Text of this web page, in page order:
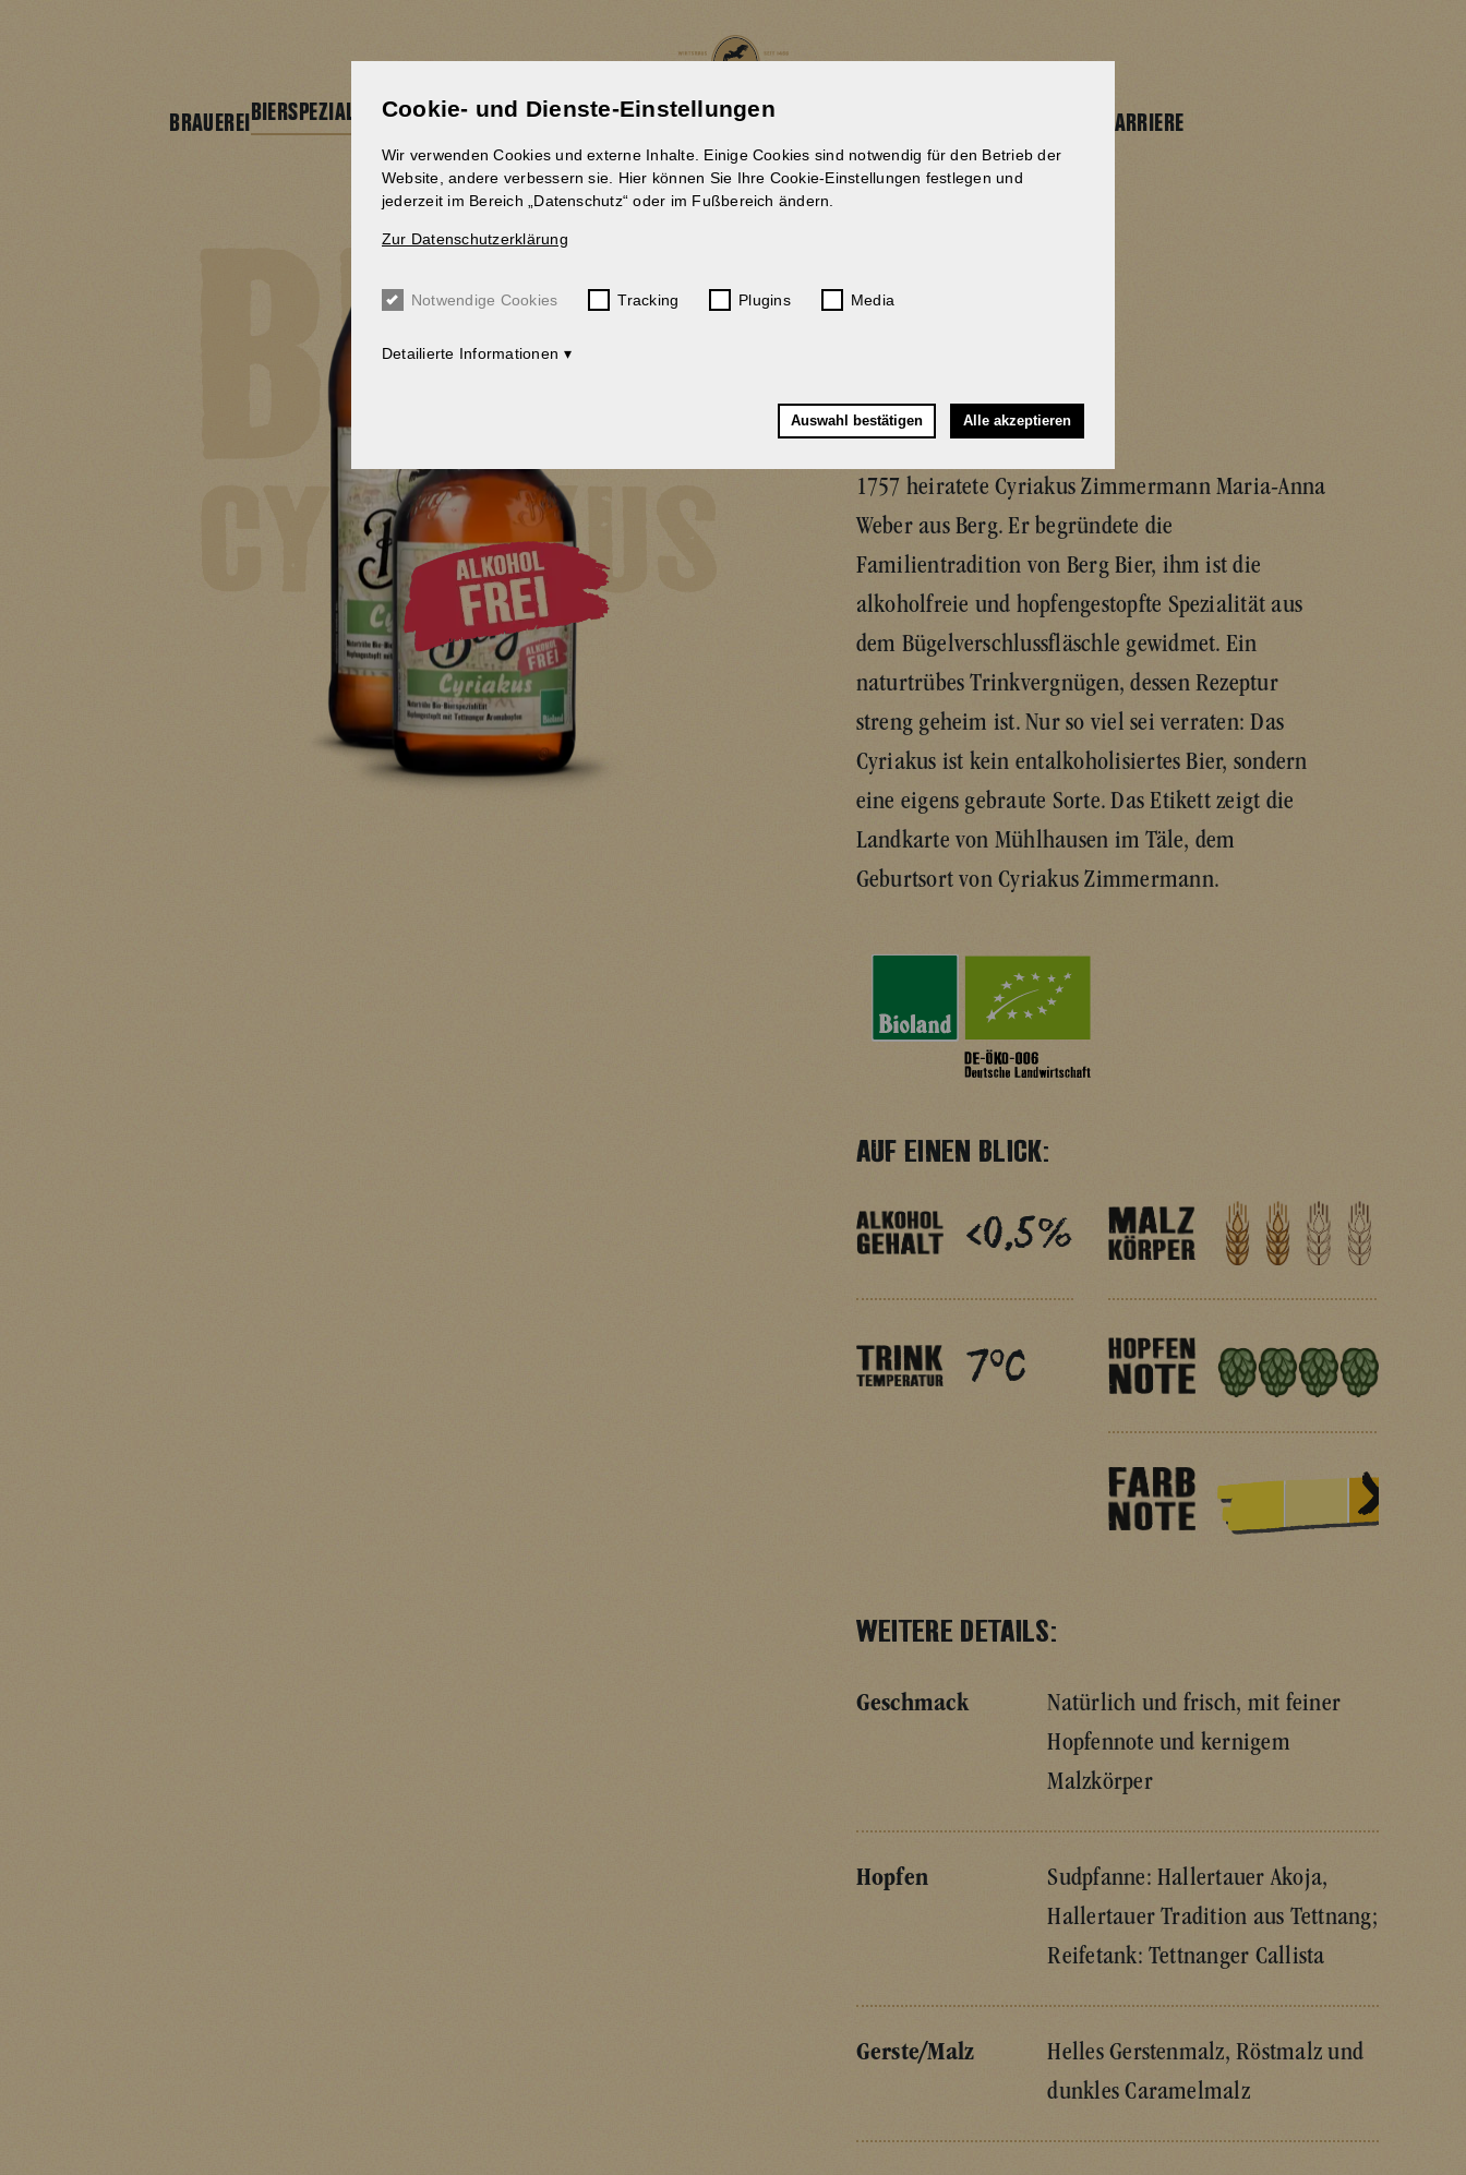
Cookie- und Dienste-Einstellungen
Wir verwenden Cookies und externe Inhalte. Einige Cookies sind notwendig für den Betrieb der
Website, andere verbessern sie. Hier können Sie Ihre Cookie-Einstellungen festlegen und
jederzeit im Bereich „Datenschutz“ oder im Fußbereich ändern.
Zur Datenschutzerklärung
Notwendige Cookies Tracking Plugins Media
Detailierte Informationen
Auswahl bestätigen Alle akzeptieren
BRAUEREI BIERSPEZIALITÄTENBRAUEREIWIRTSCHAFT KARRIERE
CYRIAKUS
1757 heiratete Cyriakus Zimmermann Maria-Anna
Weber aus Berg. Er begründete die
Familientradition von Berg Bier, ihm ist die
alkoholfreie und hopfengestopfte Spezialität aus
dem Bügelverschlussfläschle gewidmet. Ein
naturtrübes Trinkvergnügen, dessen Rezeptur
streng geheim ist. Nur so viel sei verraten: Das
Cyriakus ist kein entalkoholisiertes Bier, sondern
eine eigens gebraute Sorte. Das Etikett zeigt die
Landkarte von Mühlhausen im Täle, dem
Geburtsort von Cyriakus Zimmermann.
AUF EINEN BLICK:
<0,5%
7°C
WEITERE DETAILS:
Geschmack
Natürlich und frisch, mit feiner
Hopfennote und kernigem
Malzkörper
Hopfen
Sudpfanne: Hallertauer Akoja,
Hallertauer Tradition aus Tettnang;
Reifetank: Tettnanger Callista
Gerste/Malz
Helles Gerstenmalz, Röstmalz und
dunkles Caramelmalz